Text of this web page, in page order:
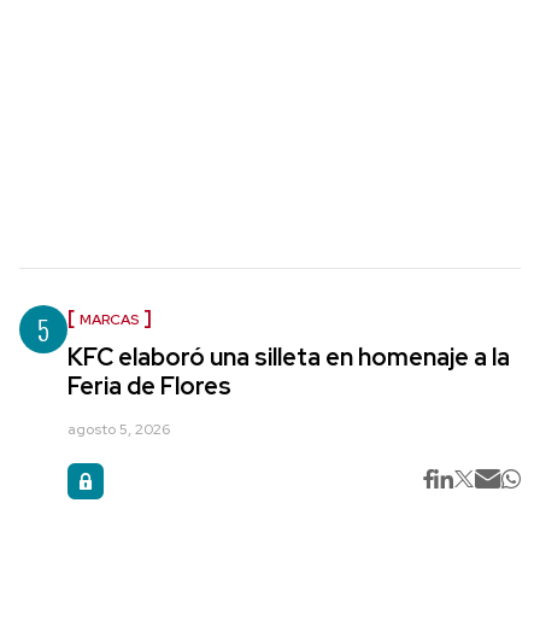
5 MARCAS
KFC elaboró una silleta en homenaje a la
Feria de Flores
agosto 5, 2026